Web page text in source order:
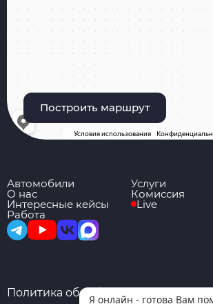
Построить маршрут
Автомобили Услуги
О нас Комиссия
Интересные кейсы Live
Работа
Политика обработки персональных
Я онлайн - готова Вам